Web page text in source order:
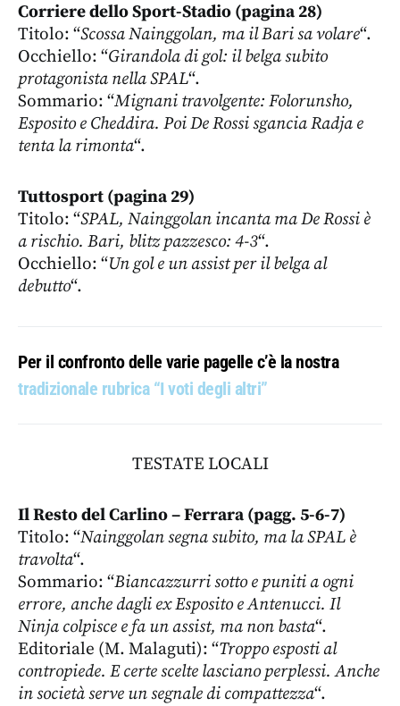
Corriere dello Sport-Stadio (pagina 28)
Titolo: “Scossa Nainggolan, ma il Bari sa volare“.
Occhiello: “Girandola di gol: il belga subito
protagonista nella SPAL“.
Sommario: “Mignani travolgente: Folorunsho,
Esposito e Cheddira. Poi De Rossi sgancia Radja e
tenta la rimonta“.
Tuttosport (pagina 29)
Titolo: “SPAL, Nainggolan incanta ma De Rossi è
a rischio. Bari, blitz pazzesco: 4-3“.
Occhiello: “Un gol e un assist per il belga al
debutto“.
Per il confronto delle varie pagelle c’è la nostra
tradizionale rubrica “I voti degli altri”
TESTATE LOCALI
Il Resto del Carlino – Ferrara (pagg. 5-6-7)
Titolo: “Nainggolan segna subito, ma la SPAL è
travolta“.
Sommario: “Biancazzurri sotto e puniti a ogni
errore, anche dagli ex Esposito e Antenucci. Il
Ninja colpisce e fa un assist, ma non basta“.
Editoriale (M. Malaguti): “Troppo esposti al
contropiede. E certe scelte lasciano perplessi. Anche
in società serve un segnale di compattezza“.